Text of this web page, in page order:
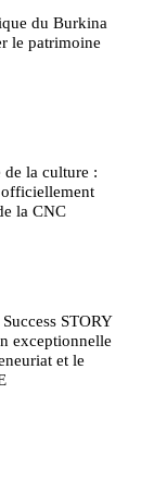
du Burkina
le patrimoine
de la culture :
officiellement
la CNC
STORY
exceptionnelle
et le